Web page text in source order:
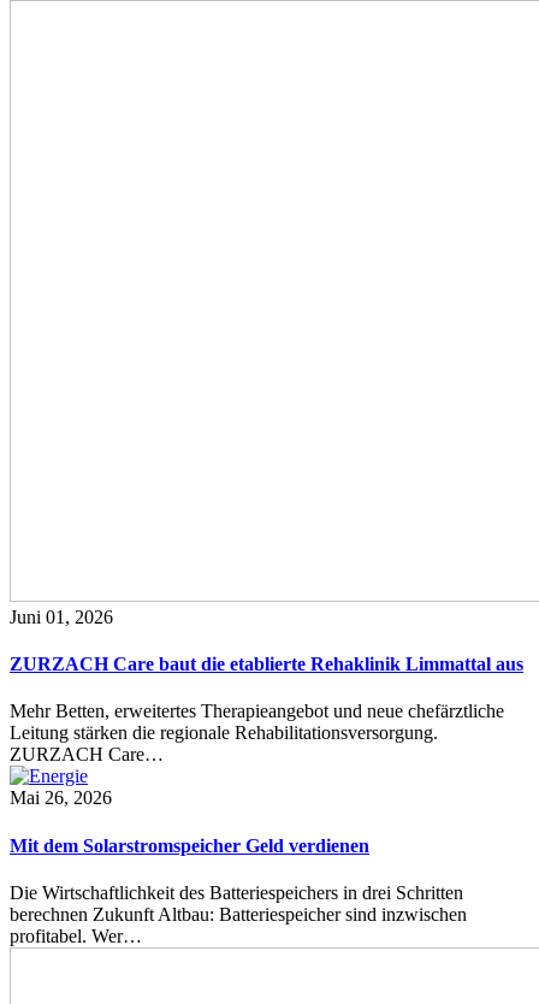
Juni 01, 2026
ZURZACH Care baut die etablierte Rehaklinik Limmattal aus
Mehr Betten, erweitertes Therapieangebot und neue chefärztliche
Leitung stärken die regionale Rehabilitationsversorgung.
ZURZACH Care…
Mai 26, 2026
Mit dem Solarstromspeicher Geld verdienen
Die Wirtschaftlichkeit des Batteriespeichers in drei Schritten
berechnen Zukunft Altbau: Batteriespeicher sind inzwischen
profitabel. Wer…